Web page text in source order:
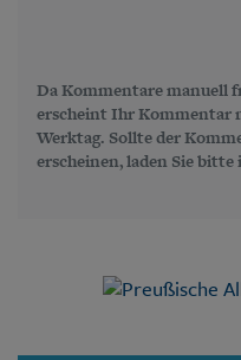
Da Kommentare manuell
erscheint Ihr Kommentar
Werktag. Sollte der
erscheinen, laden Sie